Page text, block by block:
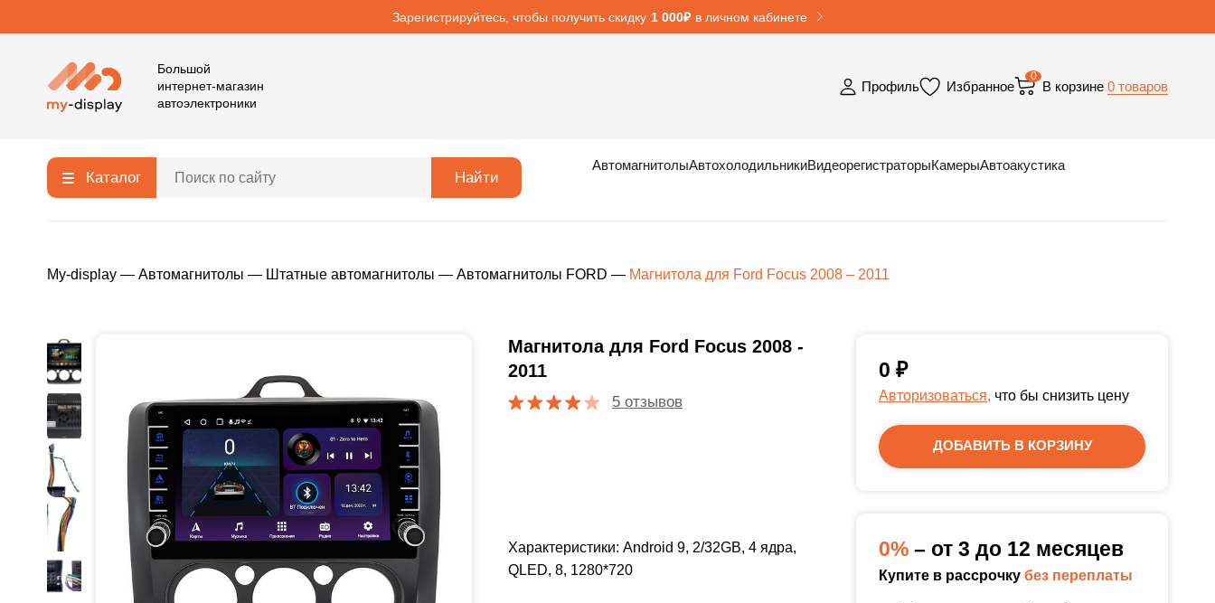
Зарегистрируйтесь, чтобы получить скидку 1 000₽ в личном кабинете
Большой
интернет-магазин
автоэлектроники
Профиль Избранное
0
В корзине 0 товаров
Каталог Найти
АвтомагнитолыАвтохолодильникиВидеорегистраторыКамерыАвтоакустика
My-display — Автомагнитолы — Штатные автомагнитолы — Автомагнитолы FORD — Магнитола для Ford Focus 2008 – 2011
Магнитола для Ford Focus 2008 -
2011
5 отзывов
Характеристики: Android 9, 2/32GB, 4 ядра,
QLED, 8, 1280*720
0 ₽
Авторизоваться, что бы снизить цену
ДОБАВИТЬ В КОРЗИНУ
0% – от 3 до 12 месяцев
Купите в рассрочку без переплаты